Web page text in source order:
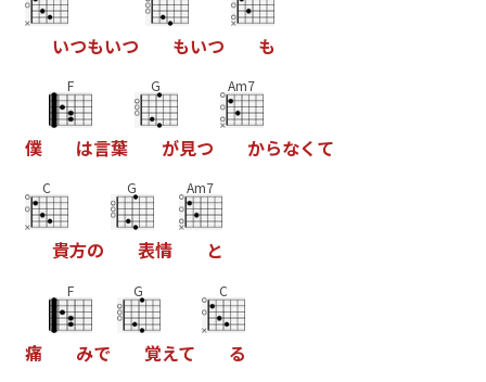
いつもいつ もいつ も
僕
F
は言葉
G
が見つ
Am7
からなく て
C
貴方の
G
表情
Am7
と
痛
F
みで
G
覚えて
C
る